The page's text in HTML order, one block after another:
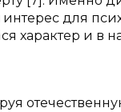
для
характер и в